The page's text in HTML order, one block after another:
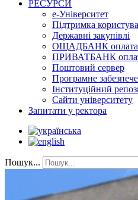
РЕСУРСИ
е-Університет
Підтримка
Державні закупівлі
ОЩАДБАНК оплата
ПРИВАТБАНК
Поштовий сервер
Програмне
Інституційний
Сайти університету
Запитати у ректора
Пошук...